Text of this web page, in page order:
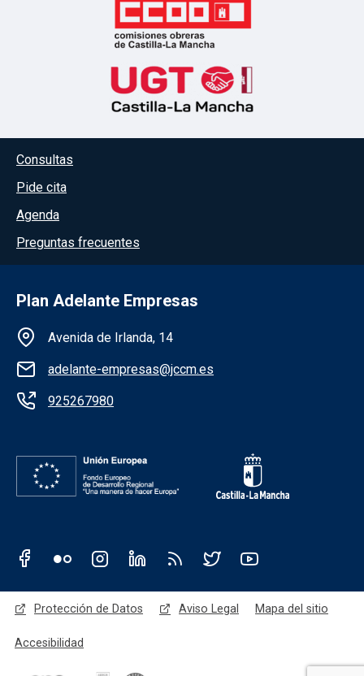
Menú del pie
Consultas
Pide cita
Agenda
Preguntas frecuentes
Plan Adelante Empresas
Información de la institución
Avenida de Irlanda, 14
adelante-empresas@jccm.es
925267980
Redes sociales JCCM
Menú legal
Protección de Datos Aviso Legal Mapa del sitio
Accesibilidad